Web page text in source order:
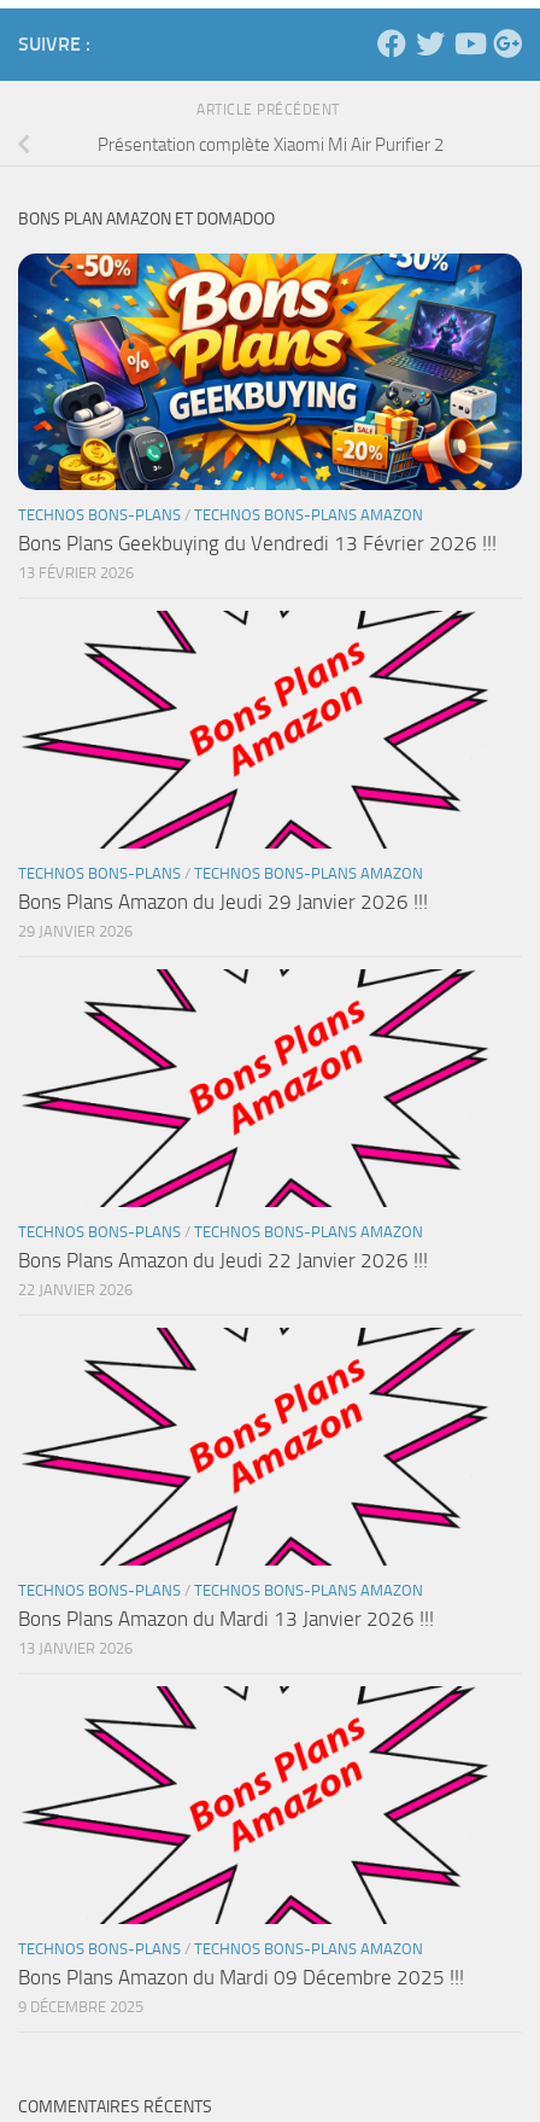
SUIVRE :
ARTICLE PRÉCÉDENT
Présentation complète Xiaomi Mi Air Purifier 2
BONS PLAN AMAZON ET DOMADOO
TECHNOS BONS-PLANS / TECHNOS BONS-PLANS AMAZON
Bons Plans Geekbuying du Vendredi 13 Février 2026 !!!
13 FÉVRIER 2026
TECHNOS BONS-PLANS / TECHNOS BONS-PLANS AMAZON
Bons Plans Amazon du Jeudi 29 Janvier 2026 !!!
29 JANVIER 2026
TECHNOS BONS-PLANS / TECHNOS BONS-PLANS AMAZON
Bons Plans Amazon du Jeudi 22 Janvier 2026 !!!
22 JANVIER 2026
TECHNOS BONS-PLANS / TECHNOS BONS-PLANS AMAZON
Bons Plans Amazon du Mardi 13 Janvier 2026 !!!
13 JANVIER 2026
TECHNOS BONS-PLANS / TECHNOS BONS-PLANS AMAZON
Bons Plans Amazon du Mardi 09 Décembre 2025 !!!
9 DÉCEMBRE 2025
COMMENTAIRES RÉCENTS